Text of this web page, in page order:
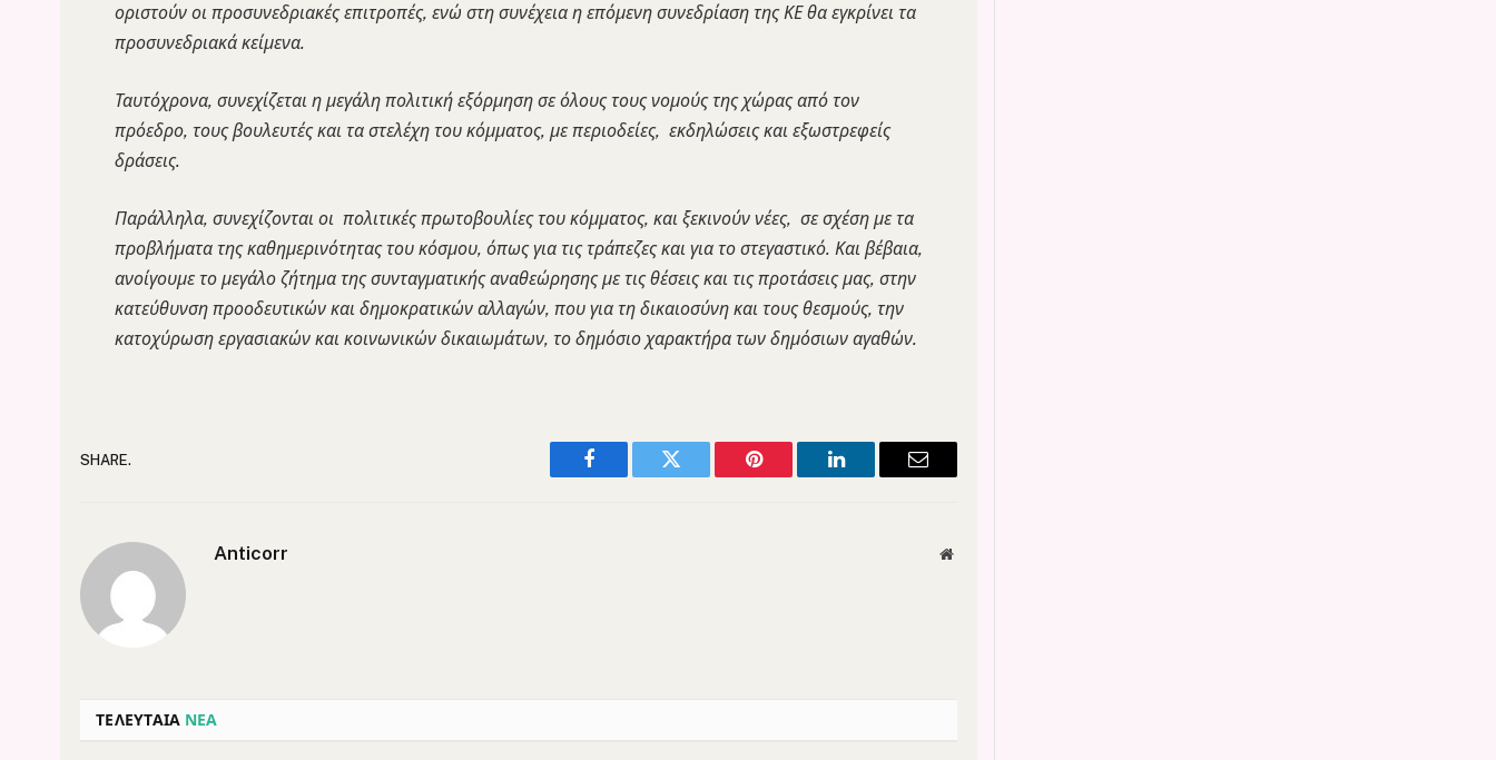
οριστούν οι προσυνεδριακές επιτροπές, ενώ στη συνέχεια η επόμενη συνεδρίαση της ΚΕ θα εγκρίνει τα
προσυνεδριακά κείμενα.
Ταυτόχρονα, συνεχίζεται η μεγάλη πολιτική εξόρμηση σε όλους τους νομούς της χώρας από τον
πρόεδρο, τους βουλευτές και τα στελέχη του κόμματος, με περιοδείες, εκδηλώσεις και εξωστρεφείς
δράσεις.
Παράλληλα, συνεχίζονται οι πολιτικές πρωτοβουλίες του κόμματος, και ξεκινούν νέες, σε σχέση με τα
προβλήματα της καθημερινότητας του κόσμου, όπως για τις τράπεζες και για το στεγαστικό. Και βέβαια,
ανοίγουμε το μεγάλο ζήτημα της συνταγματικής αναθεώρησης με τις θέσεις και τις προτάσεις μας, στην
κατεύθυνση προοδευτικών και δημοκρατικών αλλαγών, που για τη δικαιοσύνη και τους θεσμούς, την
κατοχύρωση εργασιακών και κοινωνικών δικαιωμάτων, το δημόσιο χαρακτήρα των δημόσιων αγαθών.
SHARE.
Facebook Twitter Pinterest LinkedIn Email
Anticorr Website
ΤΕΛΕΥΤΑΙΑ ΝΕΑ